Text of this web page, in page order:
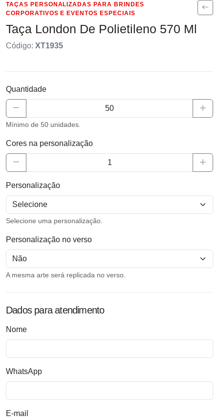
TAÇAS PERSONALIZADAS PARA BRINDES
CORPORATIVOS E EVENTOS ESPECIAIS
Taça London De Polietileno 570 Ml
Código: XT1935
Quantidade
Mínimo de 50 unidades.
Cores na personalização
Personalização
Selecione uma personalização.
Personalização no verso
A mesma arte será replicada no verso.
Dados para atendimento
Nome
WhatsApp
E-mail